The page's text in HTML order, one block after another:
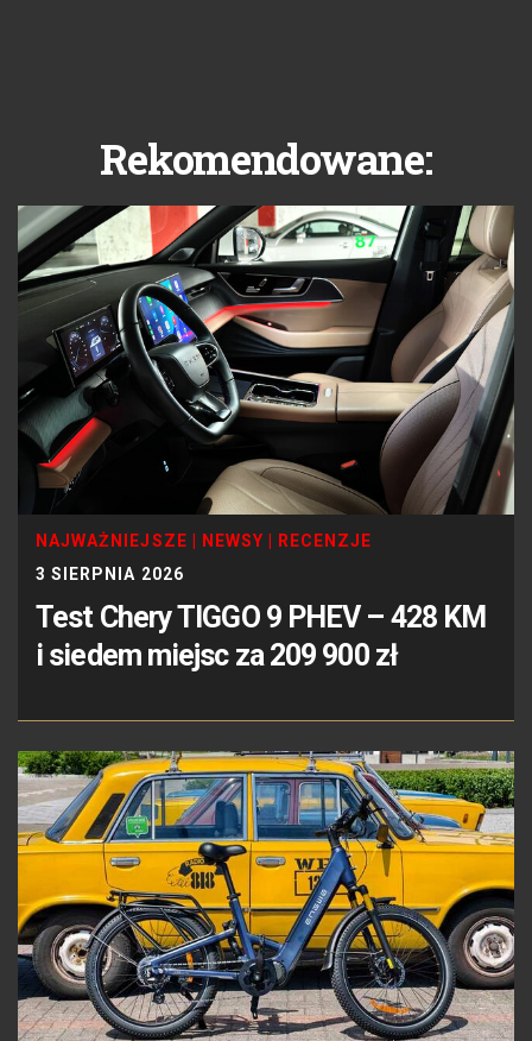
Rekomendowane:
NAJWAŻNIEJSZE NEWSY
RECENZJE
3 SIERPNIA 2026
Test Chery TIGGO 9 PHEV – 428 KM
i siedem miejsc za 209 900 zł